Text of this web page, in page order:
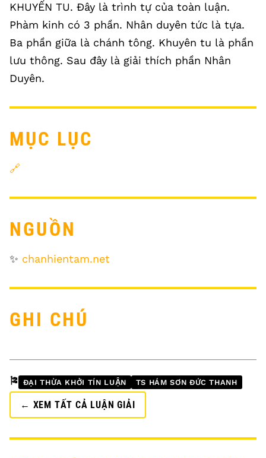
KHUYẾN TU. Đây là trình tự của toàn luận.
Phàm kinh có 3 phần. Nhân duyên tức là tựa.
Ba phần giữa là chánh tông. Khuyên tu là phần
lưu thông. Sau đây là giải thích phần Nhân
Duyên.
MỤC LỤC
🔗
NGUỒN
✨ chanhientam.net
GHI CHÚ
🎏 ĐẠI THỪA KHỞI TÍN LUẬN TS HÁM SƠN ĐỨC THANH
← XEM TẤT CẢ LUẬN GIẢI